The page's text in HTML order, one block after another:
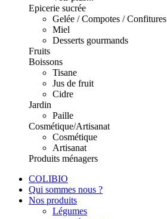
Epicerie sucrée
Gelée / Compotes / Confitures
Miel
Desserts gourmands
Fruits
Boissons
Tisane
Jus de fruit
Cidre
Jardin
Paille
Cosmétique/Artisanat
Cosmétique
Artisanat
Produits ménagers
COLIBIO
Qui sommes nous ?
Nos produits
Légumes